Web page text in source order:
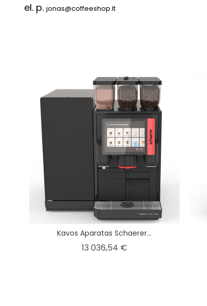
el. p. jonas@coffeeshop.lt
Kavos Aparatas Schaerer...
13 036,54 €Kaina